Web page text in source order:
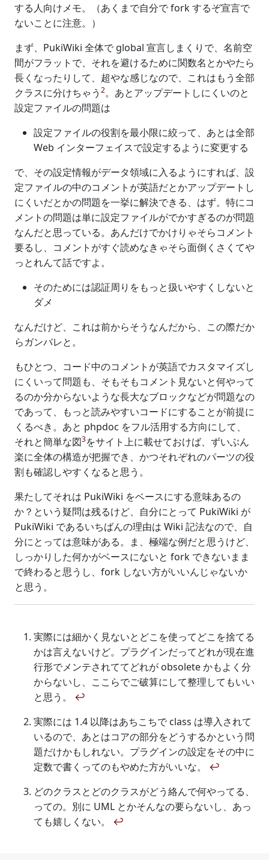
する人向けメモ。（あくまで自分で fork するぞ宣言で
ないことに注意。）
まず、PukiWiki 全体で global 宣言しまくりで、名前空
間がフラットで、それを避けるために関数名とかやたら
長くなったりして、超やな感じなので、これはもう全部
クラスに分けちゃう 2。あとアップデートしにくいのと
設定ファイルの問題は
設定ファイルの役割を最小限に絞って、あとは全部
Web インターフェイスで設定するように変更する
で、その設定情報がデータ領域に入るようにすれば、設
定ファイルの中のコメントが英語だとかアップデートし
にくいだとかの問題を一挙に解決できる、はず。特にコ
メントの問題は単に設定ファイルがでかすぎるのが問題
なんだと思っている。あんだけでかけりゃそらコメント
要るし、コメントがすぐ読めなきゃそら面倒くさくてや
っとれんて話ですよ。
そのためには認証周りをもっと扱いやすくしないと
ダメ
なんだけど、これは前からそうなんだから、この際だか
らガンバレと。
もひとつ、コード中のコメントが英語でカスタマイズし
にくいって問題も、そもそもコメント見ないと何やって
るのか分からないような長大なブロックなどが問題なの
であって、もっと読みやすいコードにすることが前提に
くるべき。あと phpdoc をフル活用する方向にして、
それと簡単な図3をサイト上に載せておけば、ずいぶん
楽に全体の構造が把握でき、かつそれぞれのパーツの役
割も確認しやすくなると思う。
果たしてそれは PukiWiki をベースにする意味あるの
か？という疑問は残るけど、自分にとって PukiWiki が
PukiWiki であるいちばんの理由は Wiki 記法なので、自
分にとっては意味がある。ま、極端な例だと思うけど、
しっかりした何かがベースにないと fork できないまま
で終わると思うし、fork しない方がいいんじゃないか
と思う。
実際には細かく見ないとどこを使ってどこを捨てる
かは言えないけど。プラグインだってどれが現在進
行形でメンテされててどれが obsolete かもよく分
からないし、ここらでご破算にして整理してもいい
と思う。 ↩
実際には 1.4 以降はあちこちで class は導入されて
いるので、あとはコアの部分をどうするかという問
題だけかもしれない。プラグインの設定をその中に
定数で書くってのもやめた方がいいな。 ↩
どのクラスとどのクラスがどう絡んで何やってる、
っての。別に UML とかそんなの要らないし、あっ
ても嬉しくない。 ↩